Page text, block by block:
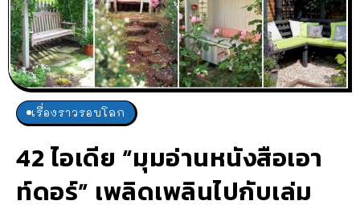
เรื่องราวรอบโลก
42 ไอเดีย “มุมอ่านหนังสือเอา
ท์ดอร์” เพลิดเพลินไปกับเล่ม